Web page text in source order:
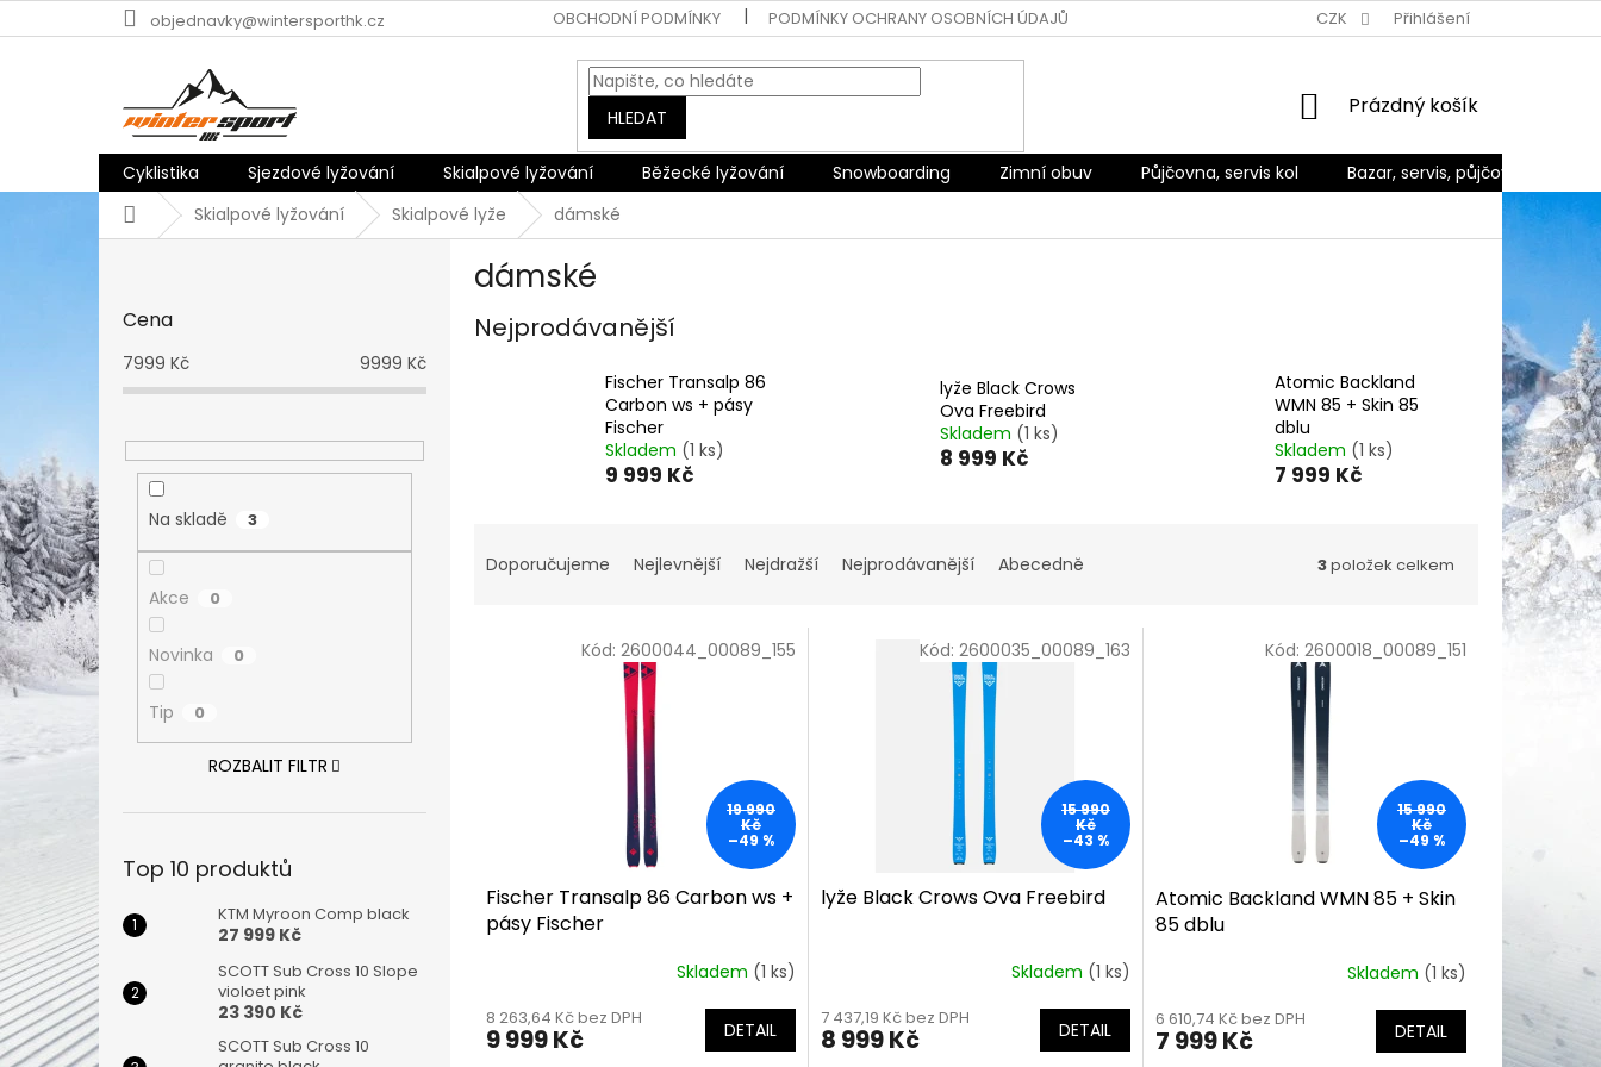
na
objednavky@wintersporthk.cz OBCHODNÍ PODMÍNKY PODMÍNKY OCHRANY OSOBNÍCH ÚDAJŮ ZPŮSOBY DORUČENÍ A PLATBY REKLAMACE A VRÁCENÍ
CZK Přihlášení
HLEDAT
NÁKUPNÍ
Prázdný košík
Cyklistika Sjezdové lyžování Skialpové lyžování Běžecké lyžování Snowboarding Zimní obuv Půjčovna, servis kol Bazar, servis, půjčovna
DomůSkialpové lyžování Skialpové lyže dámské
p
a
n
e
l
Cena
7999 Kč 9999 Kč
Na skladě 3
Akce 0
Novinka 0
Tip 0
ROZBALIT FILTR
Top 10 produktů
KTM Myroon Comp black
27 999 Kč
SCOTT Sub Cross 10 Slope
violoet pink
23 390 Kč
SCOTT Sub Cross 10
dámské
Nejprodávanější
Fischer Transalp 86
Carbon ws + pásy
Fischer
Skladem (1 ks)
9 999 Kč
lyže Black Crows
Ova Freebird
Skladem (1 ks)
8 999 Kč
Atomic Backland
WMN 85 + Skin 85
dblu
Skladem (1 ks)
7 999 Kč
aDoporučujeme Nejlevnější Nejdražší Nejprodávanější Abecedně 3položek celkem
19 990
Kč
–49 %
Fischer Transalp 86 Carbon ws +
pásy Fischer
Skladem (1 ks)
8 263,64 Kč bez DPH
9 999 Kč DETAIL
Kód: 2600044_00089_155
15 990
Kč
–43 %
lyže Black Crows Ova Freebird
Skladem (1 ks)
7 437,19 Kč bez DPH
8 999 Kč DETAIL
Kód: 2600035_00089_163
15 990
Kč
–49 %
Atomic Backland WMN 85 + Skin
85 dblu
Skladem (1 ks)
6 610,74 Kč bez DPH
7 999 Kč DETAIL
Kód: 2600018_00089_151